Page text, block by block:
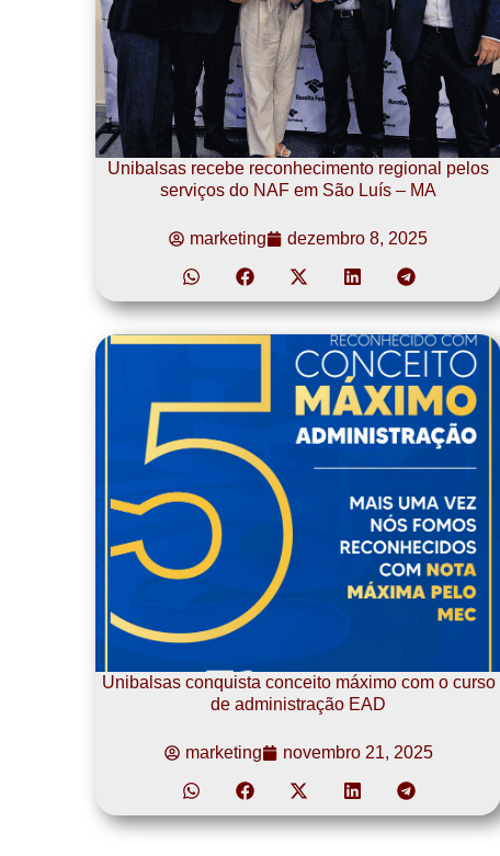
Unibalsas recebe reconhecimento regional pelos
serviços do NAF em São Luís – MA
marketing dezembro 8, 2025
Unibalsas conquista conceito máximo com o curso
de administração EAD
marketing novembro 21, 2025